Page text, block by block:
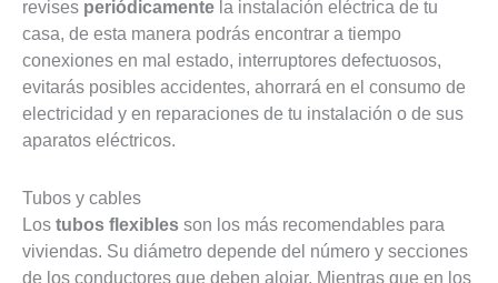
revises periódicamente la instalación eléctrica de tu
casa, de esta manera podrás encontrar a tiempo
conexiones en mal estado, interruptores defectuosos,
evitarás posibles accidentes, ahorrará en el consumo de
electricidad y en reparaciones de tu instalación o de sus
aparatos eléctricos.
Tubos y cables
Los tubos flexibles son los más recomendables para
viviendas. Su diámetro depende del número y secciones
de los conductores que deben alojar. Mientras que en los